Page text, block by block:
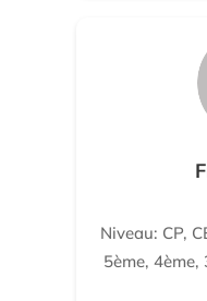
Niveau: CP,
5ème, 4ème,